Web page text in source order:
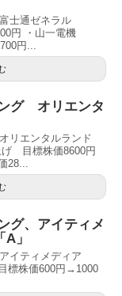
士通ゼネラル
円 ・山一電機
円...
グ オリエンタ
リエンタルランド
目標株価8600円
28...
グ、アイティメ
」
イティメディア
標株価600円→1000